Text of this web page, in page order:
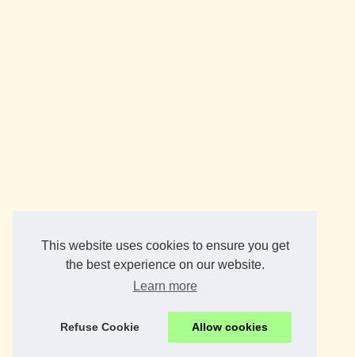
This website uses cookies to ensure you get
the best experience on our website.
Learn more
Refuse Cookie Allow cookies